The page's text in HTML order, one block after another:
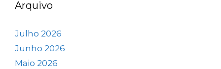
Arquivo
Julho 2026
Junho 2026
Maio 2026